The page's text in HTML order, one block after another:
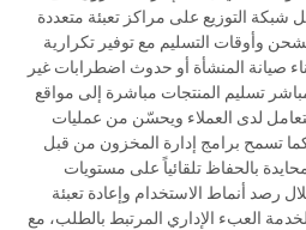
شبكة التوزيع على مراكز تعبئة متعددة
وأوقات التسليم مع توفير تكرارية
صيانة المنشأة أو حدوث اضطرابات غير
تسليم المنتجات مباشرة إلى مواقع
لدى العملاء ويحسّن من عمليات
تسمح برامج إدارة المخزون من قبل
بالحفاظ تلقائياً على مستويات
رصد أنماط الاستخدام وإعادة تعبئة
العبء الإداري المرتبط بالطلب، مع